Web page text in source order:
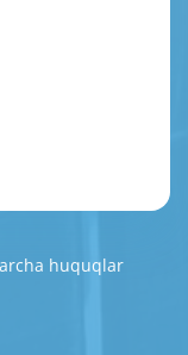
huquqlar